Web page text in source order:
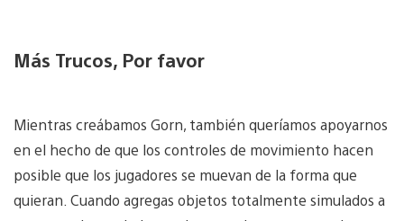
Más Trucos, Por favor
Mientras creábamos Gorn, también queríamos apoyarnos
en el hecho de que los controles de movimiento hacen
posible que los jugadores se muevan de la forma que
quieran. Cuando agregas objetos totalmente simulados a